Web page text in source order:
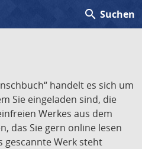
search Suchen
handelt es sich um
Sie eingeladen sind, die
Werkes aus dem
das Sie gern online lesen
gescannte Werk steht